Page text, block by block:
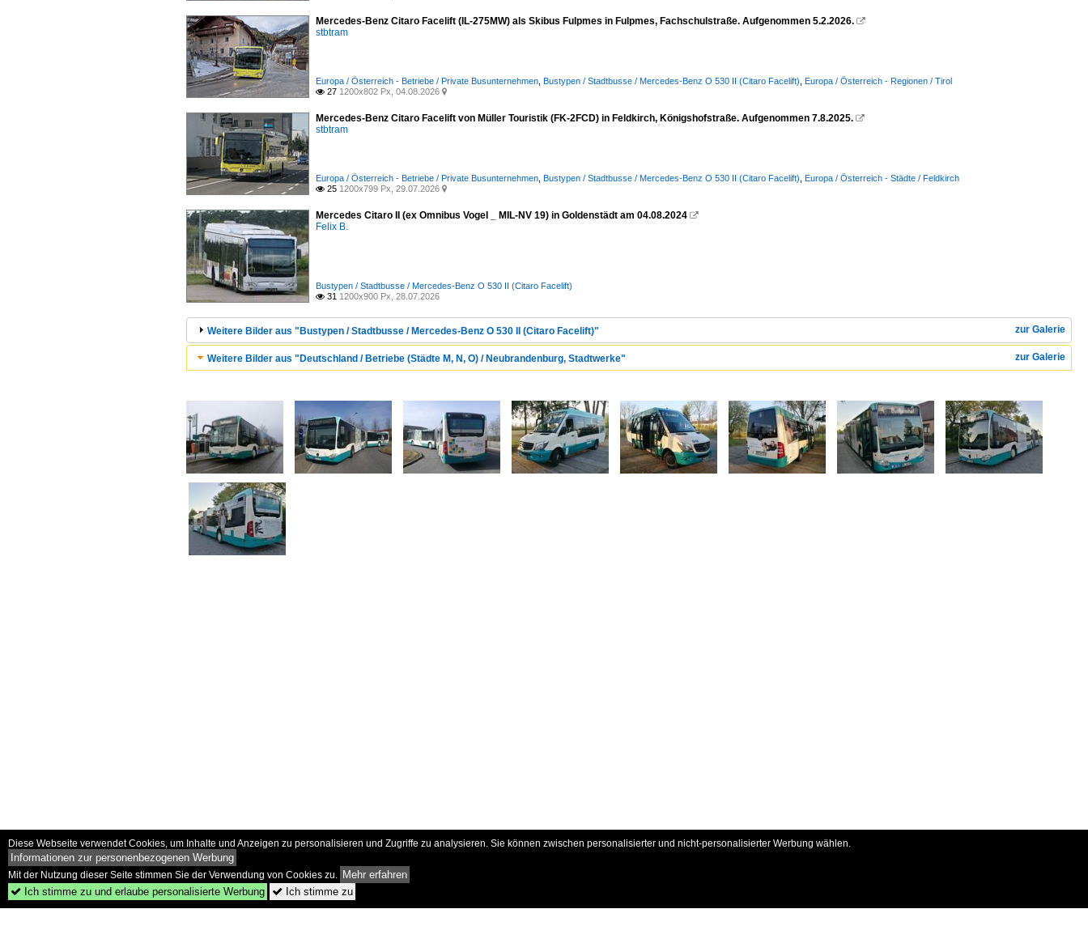
Mercedes-Benz Citaro Facelift (IL-275MW) als Skibus Fulpmes in Fulpmes, Fachschulstraße. Aufgenommen 5.2.2026. 
stbtram
Europa / Österreich - Betriebe / Private Busunternehmen Bustypen / Stadtbusse / Mercedes-Benz O 530 II (Citaro Facelift) Europa / Österreich - Regionen / Tirol
 27 1200x802 Px, 04.08.2026 
Mercedes-Benz Citaro Facelift von Müller Touristik (FK-2FCD) in Feldkirch, Königshofstraße. Aufgenommen 7.8.2025. 
stbtram
Europa / Österreich - Betriebe / Private Busunternehmen Bustypen / Stadtbusse / Mercedes-Benz O 530 II (Citaro Facelift) Europa / Österreich - Städte / Feldkirch
 25 1200x799 Px, 29.07.2026 
Mercedes Citaro II (ex Omnibus Vogel _ MIL-NV 19) in Goldenstädt am 04.08.2024 
Felix B.
Bustypen / Stadtbusse / Mercedes-Benz O 530 II (Citaro Facelift)
 31 1200x900 Px, 28.07.2026
zur Galerie
Weitere Bilder aus "Bustypen / Stadtbusse / Mercedes-Benz O 530 II (Citaro Facelift)"
zur Galerie
Weitere Bilder aus "Deutschland / Betriebe (Städte M, N, O) / Neubrandenburg, Stadtwerke"
Diese Webseite verwendet Cookies, um Inhalte und Anzeigen zu personalisieren und Zugriffe zu analysieren. Sie können zwischen personalisierter und nicht-personalisierter Werbung wählen.
Informationen zur personenbezogenen Werbung
Mit der Nutzung dieser Seite stimmen Sie der Verwendung von Cookies zu. Mehr erfahren
 Ich stimme zu und erlaube personalisierte Werbung  Ich stimme zu